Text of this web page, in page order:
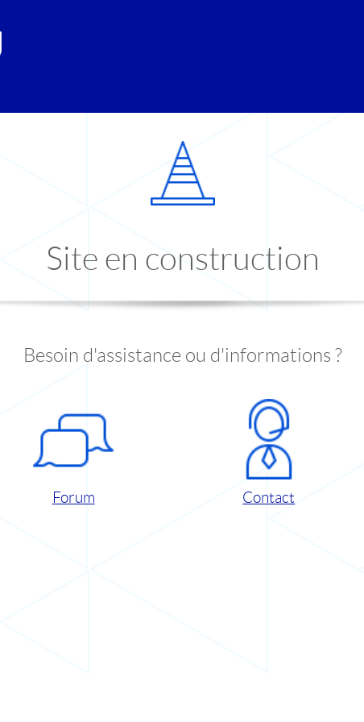
Site en construction
Besoin d'assistance ou d'informations ?
Forum Contact